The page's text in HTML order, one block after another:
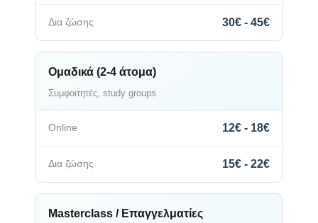
30€ - 45€
Ομαδικά (2-4 άτομα)
Συμφοιτητές, study groups
12€ - 18€
15€ - 22€
Masterclass / Επαγγελματίες